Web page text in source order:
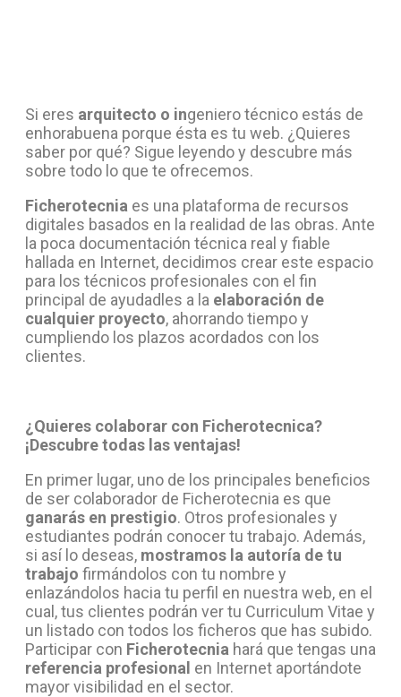
Si eres arquitecto o ingeniero técnico estás de
enhorabuena porque ésta es tu web. ¿Quieres
saber por qué? Sigue leyendo y descubre más
sobre todo lo que te ofrecemos.
Ficherotecnia es una plataforma de recursos
digitales basados en la realidad de las obras. Ante
la poca documentación técnica real y fiable
hallada en Internet, decidimos crear este espacio
para los técnicos profesionales con el fin
principal de ayudadles a la elaboración de
cualquier proyecto, ahorrando tiempo y
cumpliendo los plazos acordados con los
clientes.
¿Quieres colaborar con Ficherotecnica?
¡Descubre todas las ventajas!
En primer lugar, uno de los principales beneficios
de ser colaborador de Ficherotecnia es que
ganarás en prestigio. Otros profesionales y
estudiantes podrán conocer tu trabajo. Además,
si así lo deseas, mostramos la autoría de tu
trabajo firmándolos con tu nombre y
enlazándolos hacia tu perfil en nuestra web, en el
cual, tus clientes podrán ver tu Curriculum Vitae y
un listado con todos los ficheros que has subido.
Participar con Ficherotecnia hará que tengas una
referencia profesional en Internet aportándote
mayor visibilidad en el sector.